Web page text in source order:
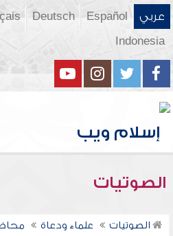
عربي Español
Deutsch
Indonesia
الصوتيات
الصوتيات علماء ودعاة